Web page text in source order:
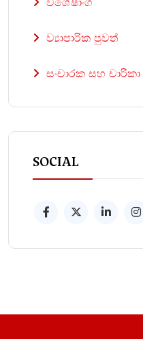
ව්‍යාපාරික පුවත්
සංචාරක සහ චාරිකා
SOCIAL